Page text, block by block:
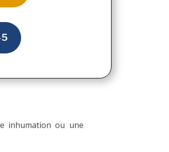
inhumation ou une